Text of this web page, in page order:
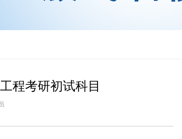
程考研初试科目